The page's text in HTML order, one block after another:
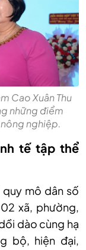
Cao Xuân Thu
những điểm
nghiệp.
tế tập thể
mô dân số
xã, phường,
dào cùng hạ
bộ, hiện đại,